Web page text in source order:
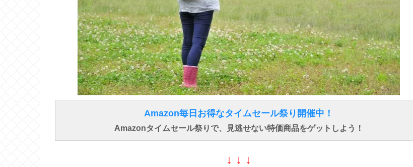
Amazon毎日お得なタイムセール祭り開催中！
Amazonタイムセール祭りで、見逃せない特価商品をゲットしよう！
↓ ↓ ↓